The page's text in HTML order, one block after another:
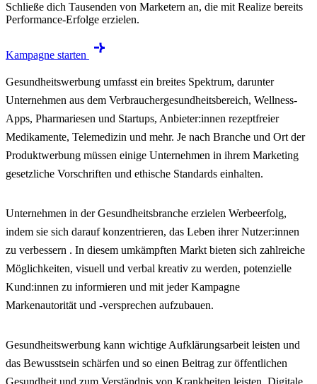
Schließe dich Tausenden von Marketern an, die mit Realize bereits
Performance-Erfolge erzielen.
Kampagne starten
Gesundheitswerbung umfasst ein breites Spektrum, darunter
Unternehmen aus dem Verbrauchergesundheitsbereich, Wellness-
Apps, Pharmariesen und Startups, Anbieter:innen rezeptfreier
Medikamente, Telemedizin und mehr. Je nach Branche und Ort der
Produktwerbung müssen einige Unternehmen in ihrem Marketing
gesetzliche Vorschriften und ethische Standards einhalten.
Unternehmen in der Gesundheitsbranche erzielen Werbeerfolg,
indem sie sich darauf konzentrieren, das Leben ihrer Nutzer:innen
zu verbessern . In diesem umkämpften Markt bieten sich zahlreiche
Möglichkeiten, visuell und verbal kreativ zu werden, potenzielle
Kund:innen zu informieren und mit jeder Kampagne
Markenautorität und -versprechen aufzubauen.
Gesundheitswerbung kann wichtige Aufklärungsarbeit leisten und
das Bewusstsein schärfen und so einen Beitrag zur öffentlichen